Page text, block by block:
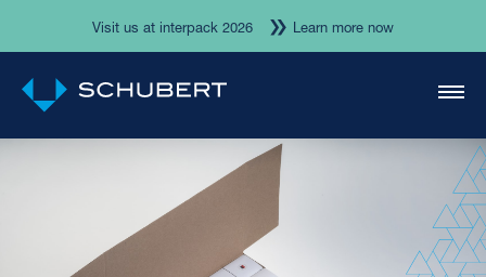
Visit us at interpack 2026 Learn more now